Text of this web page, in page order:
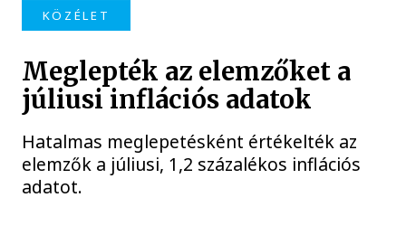
KÖZÉLET
Meglepték az elemzőket a
júliusi inflációs adatok
Hatalmas meglepetésként értékelték az
elemzők a júliusi, 1,2 százalékos inflációs
adatot.